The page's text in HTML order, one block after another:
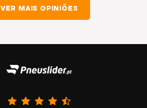
VER MAIS OPINIÕES